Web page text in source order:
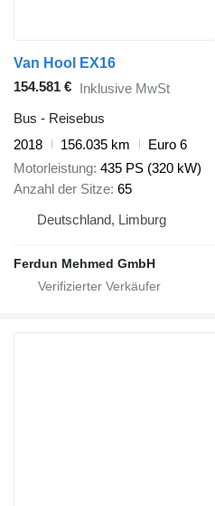
Van Hool EX16
154.581 € Inklusive MwSt
Bus - Reisebus
2018
156.035 km
Euro 6
Motorleistung 435 PS (320 kW)
Anzahl der Sitze 65
Deutschland, Limburg
Ferdun Mehmed GmbH